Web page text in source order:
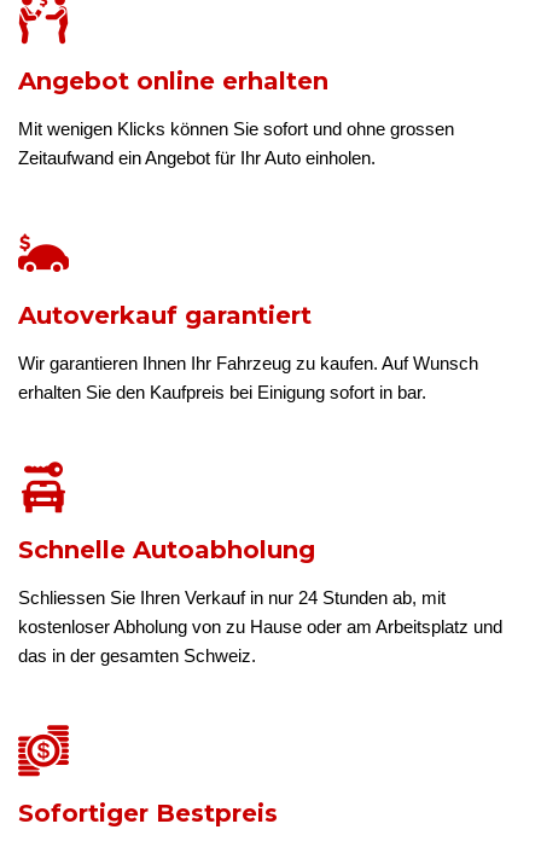
Angebot online erhalten
Mit wenigen Klicks können Sie sofort und ohne grossen
Zeitaufwand ein Angebot für Ihr Auto einholen.
Autoverkauf garantiert
Wir garantieren Ihnen Ihr Fahrzeug zu kaufen. Auf Wunsch
erhalten Sie den Kaufpreis bei Einigung sofort in bar.
Schnelle Autoabholung
Schliessen Sie Ihren Verkauf in nur 24 Stunden ab, mit
kostenloser Abholung von zu Hause oder am Arbeitsplatz und
das in der gesamten Schweiz.
Sofortiger Bestpreis